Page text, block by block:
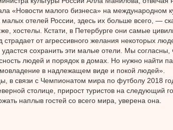
«Новости малого бизнеса» на международном
малых отелей России, здесь их больше всего, —
хостелы. Кстати, в Петербурге они самые
страдает от агрессивного желания некоторых
удастся сохранить эти малые отели. Мы согласны,
людей и порядок в домах. Но нужно найти
в надлежащем виде и покой людей».
в связи с Чемпионатом мира по футболу 2018
столице, прирост туристов на следующий
наплыв гостей со всего мира, уверена она.